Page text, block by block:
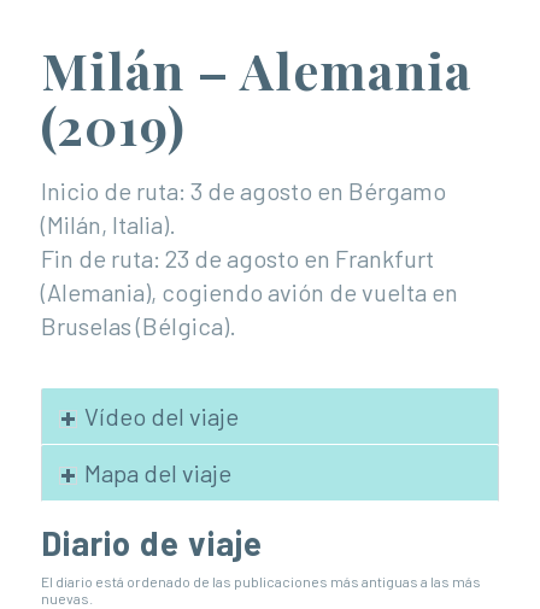
Milán – Alemania
(2019)
Inicio de ruta: 3 de agosto en Bérgamo
(Milán, Italia).
Fin de ruta: 23 de agosto en Frankfurt
(Alemania), cogiendo avión de vuelta en
Bruselas (Bélgica).
Vídeo del viaje
Mapa del viaje
Diario de viaje
El diario está ordenado de las publicaciones más antiguas a las más
nuevas.